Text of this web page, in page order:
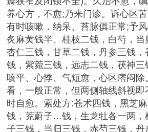
养心方，不愈;乃来门诊。诉心区
有时咳嗽，纳呆、苔脉俱正常;予
炙麻黄钱半、桂枝二钱，白芍，当
杏仁三钱，甘草二钱，丹参三钱
钱，紫菀三钱，远志二钱，茯神三
咳平、心悸、气短愈，心区痞闷
看，一般正常，但两侧轴线斜视
时自愈。索处方:苍术四钱，黑芝
钱，茺蔚子…钱，生龙牡各一两，
子三钱，当归三钱，赤芍三钱，丹